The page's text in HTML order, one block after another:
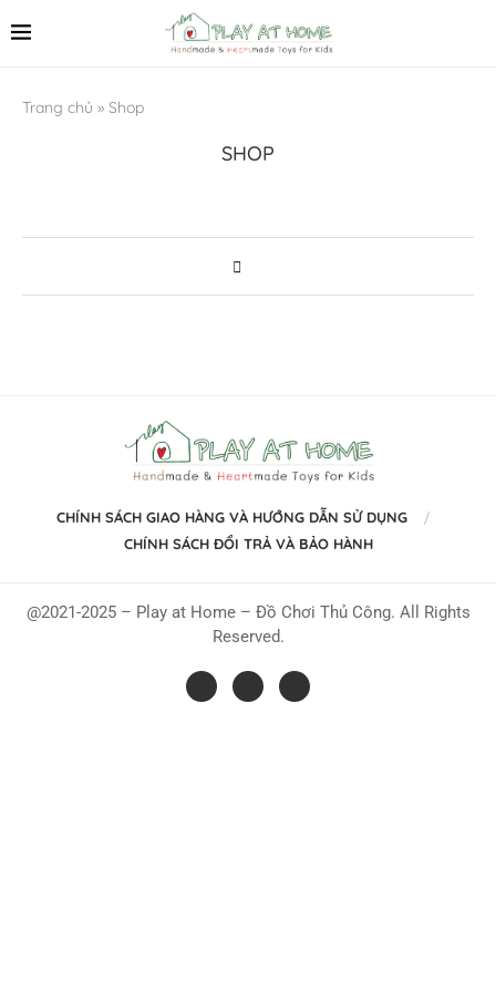
Trang chủ » Shop
SHOP
CHÍNH SÁCH GIAO HÀNG VÀ HƯỚNG DẪN SỬ DỤNG
CHÍNH SÁCH ĐỔI TRẢ VÀ BẢO HÀNH
@2021-2025 – Play at Home – Đồ Chơi Thủ Công. All Rights
Reserved.